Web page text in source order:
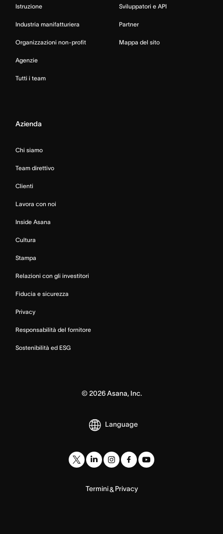
Istruzione
Industria manifatturiera
Organizzazioni non-profit
Agenzie
Tutti i team
Sviluppatori e API
Partner
Mappa del sito
Azienda
Chi siamo
Team direttivo
Clienti
Lavora con noi
Inside Asana
Cultura
Stampa
Relazioni con gli investitori
Fiducia e sicurezza
Privacy
Responsabilità del fornitore
Sostenibilità ed ESG
© 2026Asana, Inc.
Language
Termini& Privacy